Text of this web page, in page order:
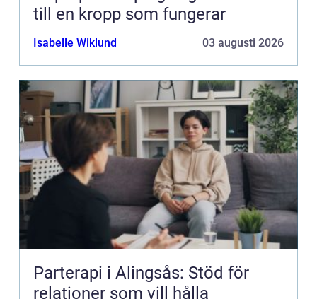
till en kropp som fungerar
Isabelle Wiklund 03 augusti 2026
Parterapi i Alingsås: Stöd för
relationer som vill hålla